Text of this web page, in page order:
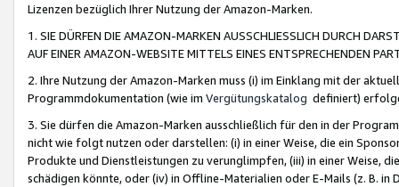
Lizenzen bezüglich Ihrer Nutzung der Amazon-Marken.
1. SIE DÜRFEN DIE AMAZON-MARKEN AUSSCHLIESSLICH DURCH
AUF EINER AMAZON-WEBSITE MITTELS EINES ENTSPRECHENDEN
2. Ihre Nutzung der Amazon-Marken muss (i) im Einklang mit der
Programmdokumentation (wie im Vergütungskatalog definiert)
3. Sie dürfen die Amazon-Marken ausschließlich für den in der
nicht wie folgt nutzen oder darstellen: (i) in einer Weise, die ein
Produkte und Dienstleistungen zu verunglimpfen, (iii) in einer Weise,
schädigen könnte, oder (iv) in Offline-Materialien oder E-Mails (z. B. in